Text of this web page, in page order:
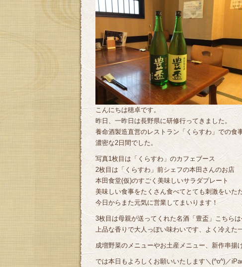
こんにちは穂卓です。
昨日、一昨日は長野県に研修行ってきました。
養命酒製造直営のレストラン「くらすわ」での食
濃密な2日間でした。
写真1枚目は「くらすわ」のカフェブース
2枚目は「くらすわ」前シェフの本田さんのお店
本田食堂(仮)のすごく美味しいサラダプレート
美味しい食事をたくさん食べてとても刺激をいた
今日からまた元気に営業してまいります！
3枚目は母親が送ってくれた名酒「豊盃」こちらは
上品な香りで大人っぽい味わいです、よく冷えた
成増野菜のメニューやお土産メニュー、新作串
では本日もよろしくお願いいたします＼(^o^)／